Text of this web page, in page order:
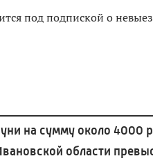
под подпиской о
на сумму около 4000
области